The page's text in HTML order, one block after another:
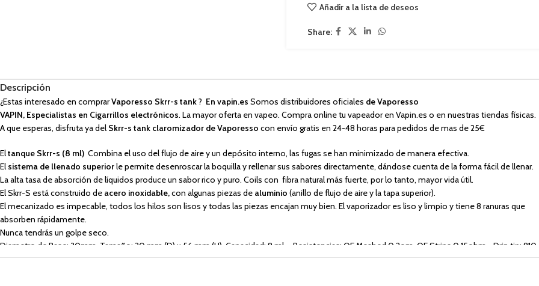
Añadir a la lista de deseos
Share:
Descripción
¿Estas interesado en comprarVaporesso Skrr-s tank? En vapin.es Somos distribuidores oficiales de Vaporesso
VAPIN, Especialistas en Cigarrillos electrónicos. La mayor oferta en vapeo. Compra online tu vapeador en Vapin.es o en nuestras tiendas físicas.
A que esperas, disfruta ya del Skrr-s tank claromizador de Vaporesso con envío gratis en 24-48 horas para pedidos de mas de 25€
Eltanque Skrr-s (8 ml) Combina el uso del flujo de aire y un depósito interno, las fugas se han minimizado de manera efectiva.
El sistema de llenado superiorle permite desenroscar la boquilla y rellenar sus sabores directamente, dándose cuenta de la forma fácil de llenar.
La alta tasa de absorción de líquidos produce un sabor rico y puro. Coils con fibra natural más fuerte, por lo tanto, mayor vida útil.
El Skrr-S está construido de acero inoxidable,con algunas piezas de aluminio (anillo de flujo de aire y la tapa superior).
El mecanizado es impecable, todos los hilos son lisos y todas las piezas encajan muy bien. El vaporizador es liso y limpio y tiene 8 ranuras que
absorben rápidamente.
Nunca tendrás un golpe seco.
Diametro de Base: 30mm, Tamaño: 30 mm (D) x 56 mm (H), Capacidad: 8 ml Resistencias: QF Meshed 0.2om, QF Strips 0.15ohm Drip tip: 810
Que contiene la caja:Tanque SKRR-S (8 ml) ,QF Strips Coil 0.15ohm (preinstalado),coil de malla QF 0.2ohm,